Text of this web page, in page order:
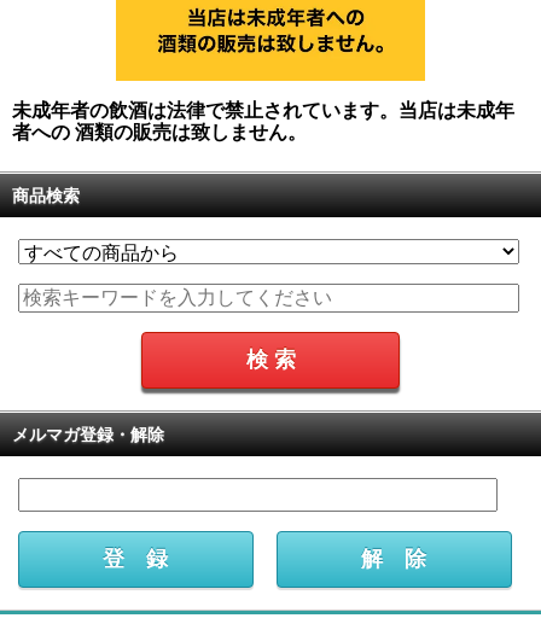
未成年者の飲酒は法律で禁止されています。当店は未成年
者への 酒類の販売は致しません。
商品検索
メルマガ登録・解除